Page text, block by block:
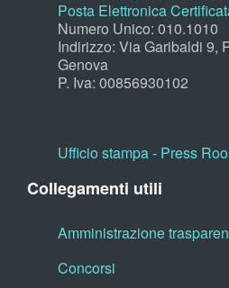
Posta Elettronica
Numero Unico: 010.1010
Indirizzo: Via Garibaldi 9,
Genova
P. Iva: 00856930102
Ufficio stampa - Press
Collegamenti utili
Amministrazione
Concorsi